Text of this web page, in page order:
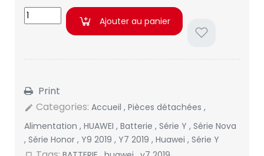
Ajouter au panier
Print
edit Categories: Accueil , Pièces détachées ,
Alimentation , HUAWEI , Batterie , Série Y , Série Nova
, Série Honor , Y9 2019 , Y7 2019 , Huawei , Série Y